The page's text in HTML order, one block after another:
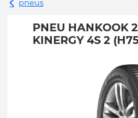
pneus
PNEU HANKOOK
KINERGY 4S 2